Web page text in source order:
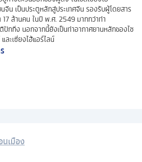
จีน เป็นประตูหลักสู่ประเทศจีน รองรับผู้โดยสาร
17 ล้านคน ในปี พ.ศ. 2549 มากกว่าท่า
ปักกิ่ง นอกจากนี้ยังเป็นท่าอากาศยานหลักของไช
ละเซี่ยงไฮ้แอร์ไลน์
นเมือง